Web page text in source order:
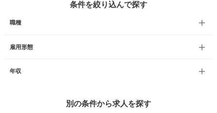
条件を絞り込んで探す
職種
雇用形態
年収
別の条件から求人を探す